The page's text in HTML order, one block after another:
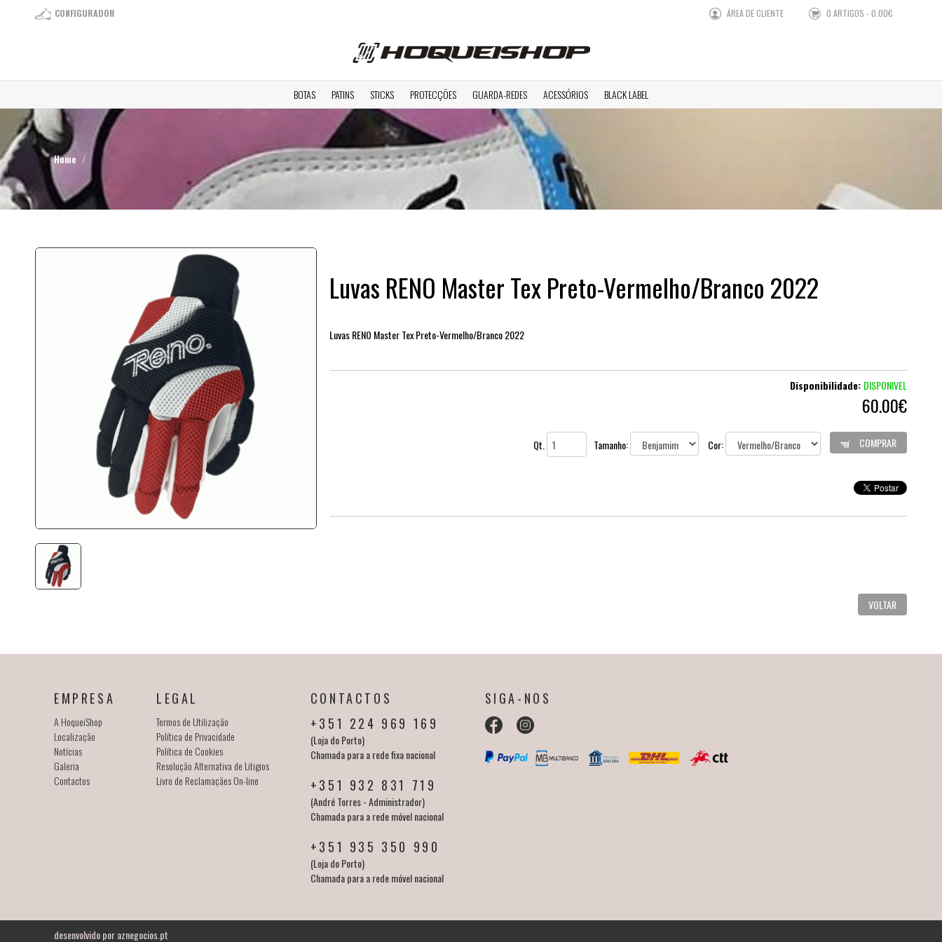
CONFIGURADOR ÁREA DE CLIENTE 0 ARTIGOS - 0.00€
BOTAS PATINS STICKS PROTECÇÕES GUARDA-REDES ACESSÓRIOS BLACK LABEL
Home
Luvas RENO Master Tex Preto-Vermelho/Branco 2022
Luvas RENO Master Tex Preto-Vermelho/Branco 2022
Disponibilidade: DISPONIVEL
60.00€
Qt. Tamanho: Cor: COMPRAR
VOLTAR
EMPRESA
A HoqueiShop
Localização
Notícias
Galeria
Contactos
LEGAL
Termos de Utilização
Política de Privacidade
Política de Cookies
Resolução Alternativa de Litigios
Livro de Reclamaçães On-line
CONTACTOS
+351 224 969 169
(Loja do Porto)
Chamada para a rede fixa nacional
+351 932 831 719
(André Torres - Administrador)
Chamada para a rede móvel nacional
+351 935 350 990
(Loja do Porto)
Chamada para a rede móvel nacional
SIGA-NOS
desenvolvido poraznegocios.pt